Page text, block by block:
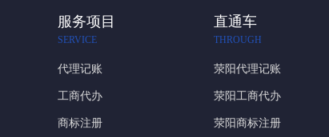
服务项目
SERVICE
代理记账
工商代办
商标注册
直通车
THROUGH
荥阳代理记账
荥阳工商代办
荥阳商标注册